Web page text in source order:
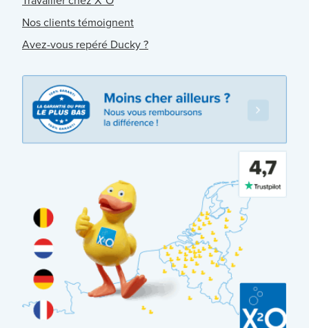
Nos clients témoignent
Avez-vous repéré Ducky ?